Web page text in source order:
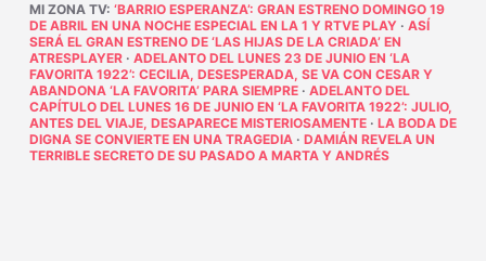
MI ZONA TV: ‘BARRIO ESPERANZA’: GRAN ESTRENO DOMINGO 19
DE ABRIL EN UNA NOCHE ESPECIAL EN LA 1 Y RTVE PLAY· ASÍ
SERÁ EL GRAN ESTRENO DE ‘LAS HIJAS DE LA CRIADA’ EN
ATRESPLAYER· ADELANTO DEL LUNES 23 DE JUNIO EN ‘LA
FAVORITA 1922’: CECILIA, DESESPERADA, SE VA CON CESAR Y
ABANDONA ‘LA FAVORITA’ PARA SIEMPRE· ADELANTO DEL
CAPÍTULO DEL LUNES 16 DE JUNIO EN ‘LA FAVORITA 1922’: JULIO,
ANTES DEL VIAJE, DESAPARECE MISTERIOSAMENTE· LA BODA DE
DIGNA SE CONVIERTE EN UNA TRAGEDIA· DAMIÁN REVELA UN
TERRIBLE SECRETO DE SU PASADO A MARTA Y ANDRÉS